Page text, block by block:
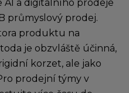
AI a digitálního prodeje
průmyslový prodej.
produktu na
je obzvláště účinná,
korzet, ale jako
prodejní týmy v